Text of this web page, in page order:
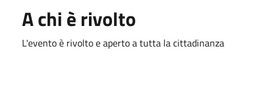
A chi è rivolto
L'evento è rivolto e aperto a tutta la cittadinanza